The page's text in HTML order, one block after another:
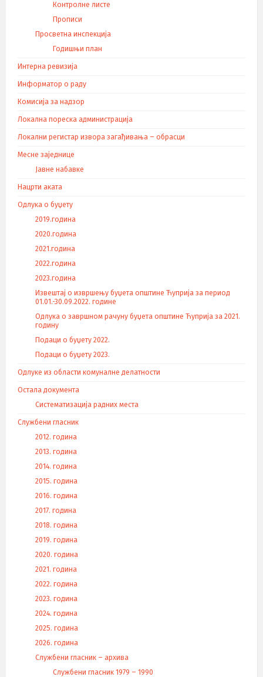
Контролне листе
Прописи
Просветна инспекција
Годишњи план
Интерна ревизија
Информатор о раду
Комисија за надзор
Локална пореска администрација
Локални регистар извора загађивања – обрасци
Месне заједнице
Јавне набавке
Нацрти аката
Одлука о буџету
2019.година
2020.година
2021.година
2022.година
2023.година
Извештај о извршењу буџета општине Ћуприја за период
01.01.-30.09.2022. године
Одлука о завршном рачуну буџета општине Ћуприја за 2021.
годину
Подаци о буџету 2022.
Подаци о буџету 2023.
Одлуке из области комуналне делатности
Остала документа
Систематизација радних места
Службени гласник
2012. година
2013. година
2014. година
2015. година
2016. година
2017. година
2018. година
2019. година
2020. година
2021. година
2022. година
2023. година
2024. година
2025. година
2026. година
Службени гласник – архива
Службени гласник 1979 – 1990